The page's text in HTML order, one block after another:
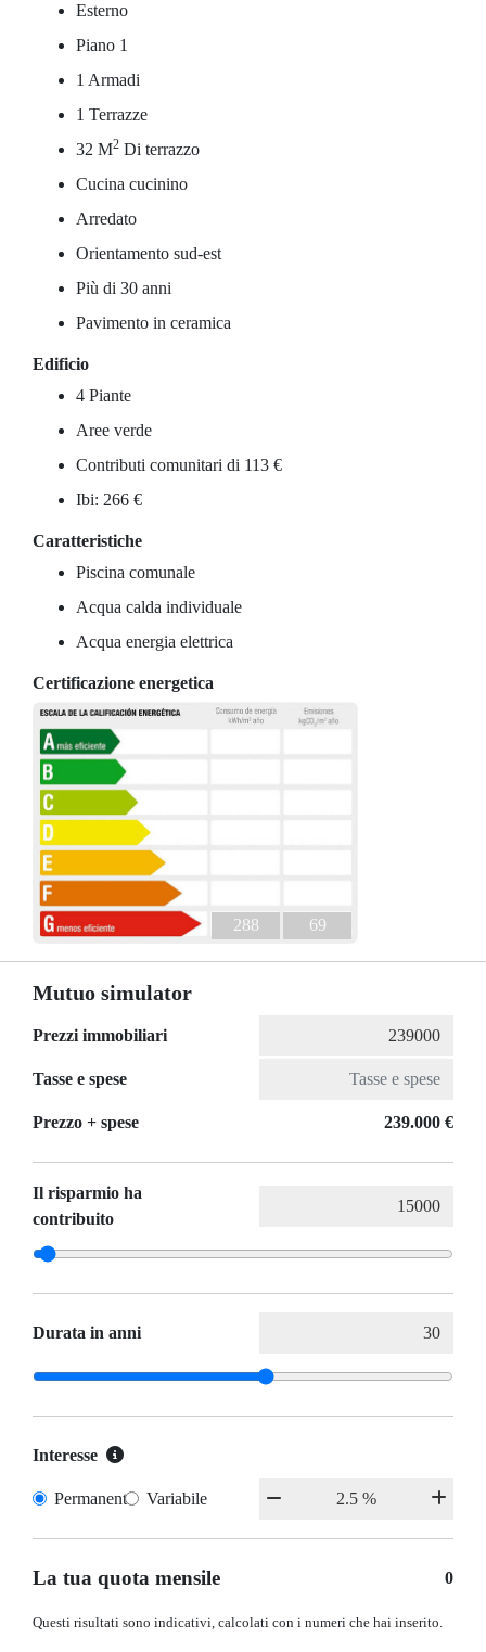
Esterno
Piano 1
1 Armadi
1 Terrazze
32 M2 Di terrazzo
Cucina cucinino
Arredato
Orientamento sud-est
Più di 30 anni
Pavimento in ceramica
Edificio
4 Piante
Aree verde
Contributi comunitari di 113 €
Ibi: 266 €
Caratteristiche
Piscina comunale
Acqua calda individuale
Acqua energia elettrica
Certificazione energetica
288 69
Mutuo simulator
Prezzi immobiliari
Tasse e spese
Prezzo + spese 239.000 €
Il risparmio ha
contribuito
Durata in anni
Interesse
Permanente Variabile
La tua quota mensile 0
Questi risultati sono indicativi, calcolati con i numeri che hai inserito.